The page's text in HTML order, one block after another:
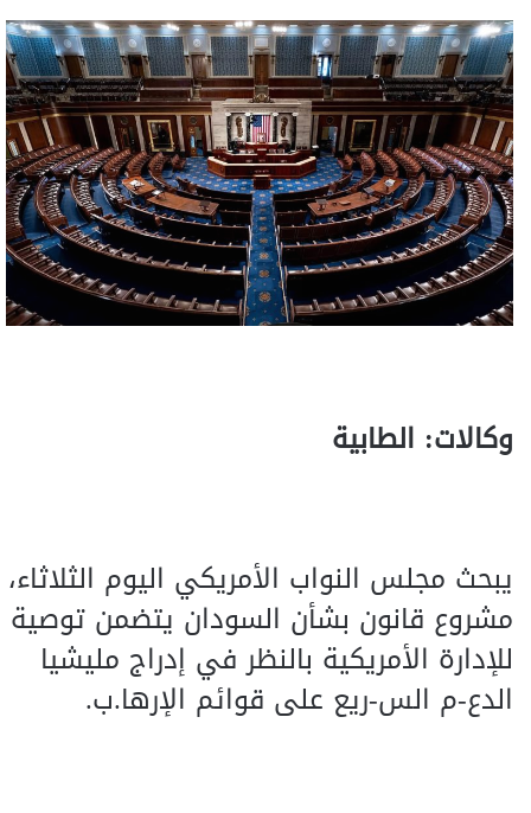
وكالات: الطابية
يبحث مجلس النواب الأمريكي اليوم الثلاثاء،
مشروع قانون بشأن السودان يتضمن توصية
للإدارة الأمريكية بالنظر في إدراج مليشيا
الدع-م الس-ريع على قوائم الإرها.ب.